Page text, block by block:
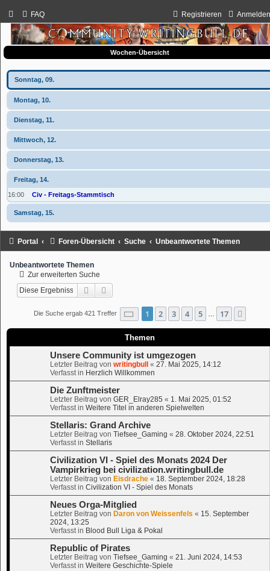
FAQ Registrieren
Wochen-Übersicht
Sonntag, 09.
Montag, 10.
Dienstag, 11.
Mittwoch, 12.
Donnerstag, 13.
Freitag, 14.
16:00 Civ - Freitags-Stammtisch
Samstag, 15.
Portal Foren-Übersicht Suche Unbeantwortete Themen
Unbeantwortete Themen
Zur erweiterten Suche
Suche
Die Suche ergab 421 Treffer Seite 1von 17
1 2 3 4 5 17
Themen
Unsere Community ist umgezogen
Letzter Beitrag von writingbull « 27. Mai 2025, 14:12
Verfasst in Herzlich Willkommen
Die Zunftmeister
Letzter Beitrag von GER_Elray285 « 1. Mai 2025, 01:52
Verfasst in Weitere Titel in anderen Spielwelten
Stellaris: Grand Archive
Letzter Beitrag von Tiefsee_Gaming « 28. Oktober 2024, 22:51
Verfasst in Stellaris
Civilization VI - Spiel des Monats 2024 Der
Vampirkrieg bei civilization.writingbull.de
Letzter Beitrag von Eisdrache « 18. September 2024, 18:28
Verfasst in Civilization VI - Spiel des Monats
Neues Orga-Mitglied
Letzter Beitrag von Daron von Weissenfels « 15. September
2024, 13:25
Verfasst in Blood Bull Liga & Pokal
Republic of Pirates
Letzter Beitrag von Tiefsee_Gaming « 21. Juni 2024, 14:53
Verfasst in Weitere Geschichte-Spiele